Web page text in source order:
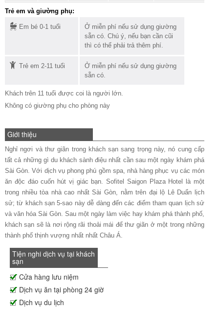
Trẻ em và giường phụ:
Em bé 0-1 tuổi
Ở miễn phí nếu sử dụng giường
sẵn có. Chú ý, nếu bạn cần cũi
thì có thể phải trả thêm phí.
Trẻ em 2-11 tuổi
Ở miễn phí nếu sử dụng giường
sẵn có.
Khách trên 11 tuổi được coi là người lớn.
Không có giường phụ cho phòng này
Giới thiệu
Nghỉ ngơi và thư giãn trong khách sạn sang trọng này, nó cung cấp
tất cả những gì du khách sành điệu nhất cần sau một ngày khám phá
Sài Gòn. Với dịch vụ phong phú gồm spa, nhà hàng phục vụ các món
ăn độc đáo cuốn hút vị giác bạn. Sofitel Saigon Plaza Hotel là một
trong nhiều tòa nhà cao nhất Sài Gòn, nằm trên đại lộ Lê Duẩn lịch
sử; từ khách sạn 5-sao này dễ dàng đến các điểm tham quan lịch sử
và văn hóa Sài Gòn. Sau một ngày làm việc hay khám phá thành phố,
khách sạn sẽ là nơi rộng rãi thoải mái để thư giãn ở một trong những
thành phố thịnh vượng nhất nhất Châu Á.
Tiện nghi dịch vụ tại khách
sạn
Cửa hàng lưu niệm
Dịch vụ ăn tại phòng 24 giờ
Dịch vụ du lịch